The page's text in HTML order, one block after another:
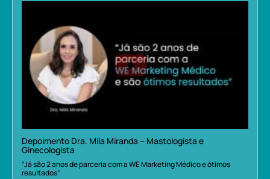
Depoimento Dra. Mila Miranda – Mastologista e
Ginecologista
“Já são 2 anos de parceria com a WE Marketing Médico e ótimos
resultados”